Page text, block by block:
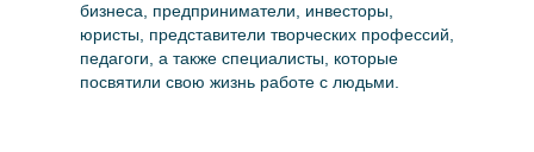
бизнеса, предприниматели, инвесторы,
юристы, представители творческих профессий,
педагоги, а также специалисты, которые
посвятили свою жизнь работе с людьми.